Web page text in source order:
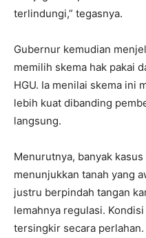
terlindungi,” tegasnya.
Gubernur kemudian
memilih skema hak pakai
HGU. Ia menilai skema ini
lebih kuat dibanding
langsung.
Menurutnya, banyak
menunjukkan tanah yang
justru berpindah tangan
lemahnya regulasi.
tersingkir secara perlahan.